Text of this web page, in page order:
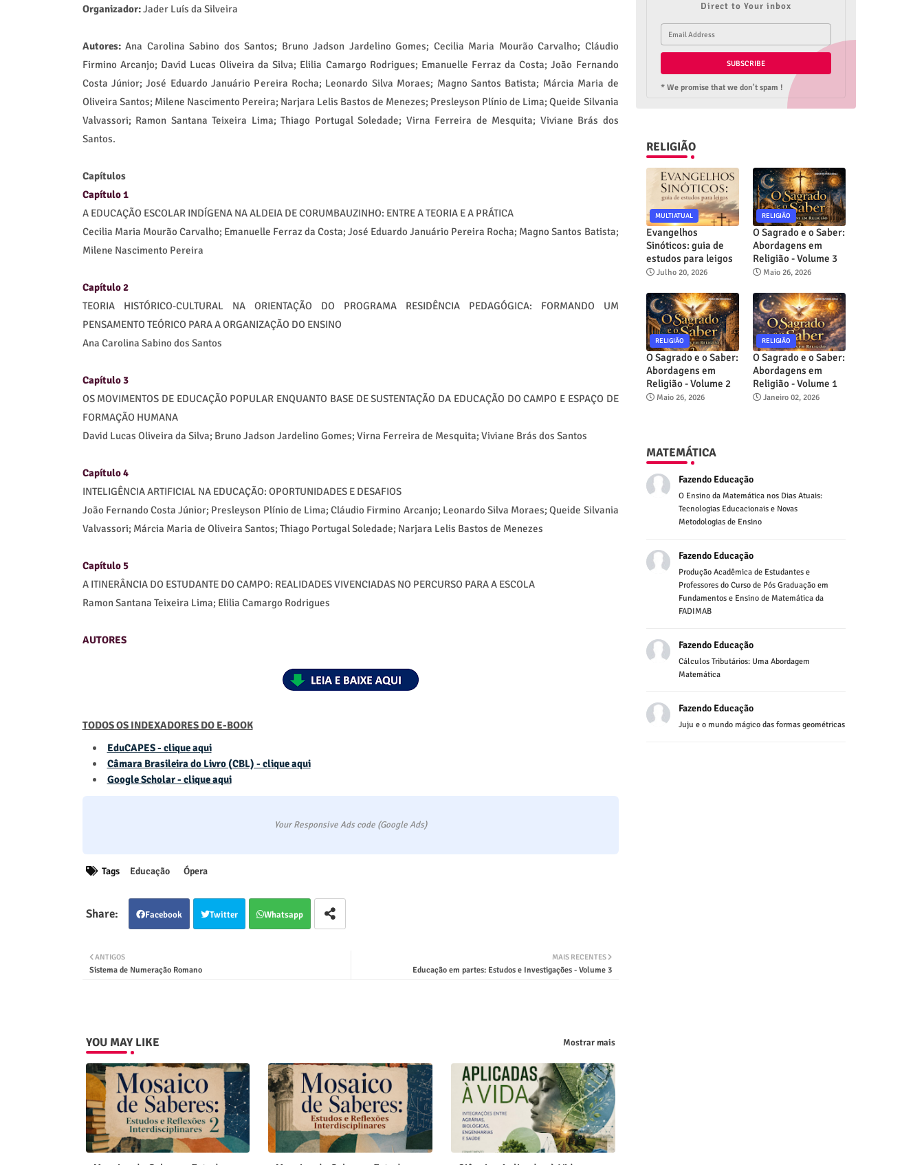
Organizador:Jader Luís da Silveira
Autores:Ana Carolina Sabino dos Santos; Bruno Jadson Jardelino Gomes; Cecilia Maria Mourão Carvalho; Cláudio
Firmino Arcanjo; David Lucas Oliveira da Silva; Elilia Camargo Rodrigues; Emanuelle Ferraz da Costa; João Fernando
Costa Júnior; José Eduardo Januário Pereira Rocha; Leonardo Silva Moraes; Magno Santos Batista; Márcia Maria de
Oliveira Santos; Milene Nascimento Pereira; Narjara Lelis Bastos de Menezes; Presleyson Plínio de Lima; Queide Silvania
Valvassori; Ramon Santana Teixeira Lima; Thiago Portugal Soledade; Virna Ferreira de Mesquita; Viviane Brás dos
Santos.
Capítulos
Capítulo 1
A EDUCAÇÃO ESCOLAR INDÍGENA NA ALDEIA DE CORUMBAUZINHO: ENTRE A TEORIA E A PRÁTICA
Cecilia Maria Mourão Carvalho; Emanuelle Ferraz da Costa; José Eduardo Januário Pereira Rocha; Magno Santos Batista;
Milene Nascimento Pereira
Capítulo 2
TEORIA HISTÓRICO-CULTURAL NA ORIENTAÇÃO DO PROGRAMA RESIDÊNCIA PEDAGÓGICA: FORMANDO UM
PENSAMENTO TEÓRICO PARA A ORGANIZAÇÃO DO ENSINO
Ana Carolina Sabino dos Santos
Capítulo 3
OS MOVIMENTOS DE EDUCAÇÃO POPULAR ENQUANTO BASE DE SUSTENTAÇÃO DA EDUCAÇÃO DO CAMPO E ESPAÇO DE
FORMAÇÃO HUMANA
David Lucas Oliveira da Silva; Bruno Jadson Jardelino Gomes; Virna Ferreira de Mesquita; Viviane Brás dos Santos
Capítulo 4
INTELIGÊNCIA ARTIFICIAL NA EDUCAÇÃO: OPORTUNIDADES E DESAFIOS
João Fernando Costa Júnior; Presleyson Plínio de Lima; Cláudio Firmino Arcanjo; Leonardo Silva Moraes; Queide Silvania
Valvassori; Márcia Maria de Oliveira Santos; Thiago Portugal Soledade; Narjara Lelis Bastos de Menezes
Capítulo 5
A ITINERÂNCIA DO ESTUDANTE DO CAMPO: REALIDADES VIVENCIADAS NO PERCURSO PARA A ESCOLA
Ramon Santana Teixeira Lima; Elilia Camargo Rodrigues
AUTORES
TODOS OS INDEXADORES DO E-BOOK
EduCAPES - clique aqui
Câmara Brasileira do Livro (CBL) - clique aqui
Google Scholar - clique aqui
Your Responsive Ads code (Google Ads)
Tags Educação Ópera
Facebook Twitter Whatsapp
MAIS RECENTES
Educação em partes: Estudos e Investigações - Volume 3
ANTIGOS
Sistema de Numeração Romano
YOU MAY LIKE Mostrar mais
Direct to Your inbox
* We promise that we don't spam !
RELIGIÃO
MULTIATUAL
Evangelhos
Sinóticos: guia de
estudos para leigos
Julho 20, 2026
RELIGIÃO
O Sagrado e o Saber:
Abordagens em
Religião - Volume 3
Maio 26, 2026
RELIGIÃO
O Sagrado e o Saber:
Abordagens em
Religião - Volume 2
Maio 26, 2026
RELIGIÃO
O Sagrado e o Saber:
Abordagens em
Religião - Volume 1
Janeiro 02, 2026
MATEMÁTICA
Fazendo Educação
O Ensino da Matemática nos Dias Atuais:
Tecnologias Educacionais e Novas
Metodologias de Ensino
Fazendo Educação
Produção Acadêmica de Estudantes e
Professores do Curso de Pós Graduação em
Fundamentos e Ensino de Matemática da
FADIMAB
Fazendo Educação
Cálculos Tributários: Uma Abordagem
Matemática
Fazendo Educação
Juju e o mundo mágico das formas geométricas